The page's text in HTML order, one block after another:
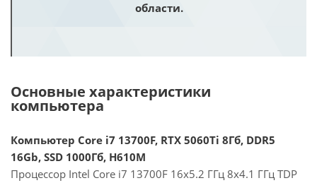
области.
Основные характеристики
компьютера
Компьютер Core i7 13700F, RTX 5060Ti 8Гб, DDR5
16Gb, SSD 1000Гб, H610M
Процессор Intel Core i7 13700F 16x5.2 ГГц 8x4.1 ГГц TDP